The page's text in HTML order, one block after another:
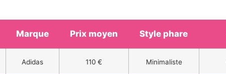
Marque Prix moyen Style phare
Adidas 110 € Minimaliste